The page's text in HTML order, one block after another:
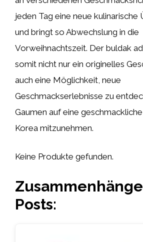
jeden Tag eine neue kulinarische
und bringt so Abwechslung in die
Vorweihnachtszeit. Der buldak
somit nicht nur ein originelles
auch eine Möglichkeit, neue
Geschmackserlebnisse zu
Gaumen auf eine
Korea mitzunehmen.
Keine Produkte gefunden.
Posts: